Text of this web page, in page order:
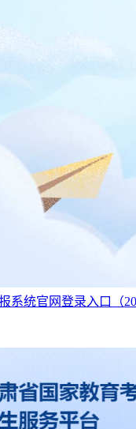
系统官网登录入口（